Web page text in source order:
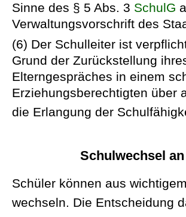
Sinne des § 5 Abs. 3 SchulG
Verwaltungsvorschrift des
(6) Der Schulleiter ist
Grund der Zurückstellung
Elterngespräches in einem
Erziehungsberechtigten über
die Erlangung der
Schulwechsel
Schüler können aus
wechseln. Die Entscheidung